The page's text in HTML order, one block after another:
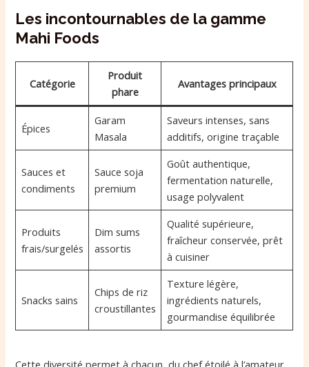
Les incontournables de la gamme
Mahi Foods
Catégorie
Produit
phare
Avantages principaux
Épices
Garam
Masala
Saveurs intenses, sans
additifs, origine traçable
Sauces et
condiments
Sauce soja
premium
Goût authentique,
fermentation naturelle,
usage polyvalent
Produits
frais/surgelés
Dim sums
assortis
Qualité supérieure,
fraîcheur conservée, prêt
à cuisiner
Snacks sains
Chips de riz
croustillantes
Texture légère,
ingrédients naturels,
gourmandise équilibrée
Cette diversité permet à chacun, du chef étoilé à l’amateur